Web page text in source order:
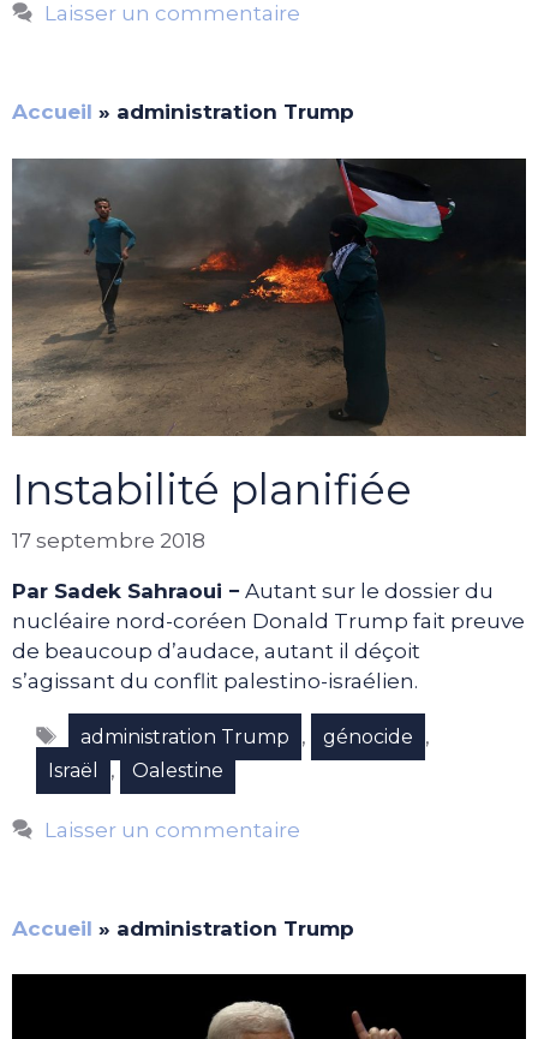
Laisser un commentaire
Accueil » administration Trump
Instabilité planifiée
17 septembre 2018
Par Sadek Sahraoui − Autant sur le dossier du
nucléaire nord-coréen Donald Trump fait preuve
de beaucoup d’audace, autant il déçoit
s’agissant du conflit palestino-israélien.
Étiquettes
administration Trump , génocide ,
Israël , Oalestine
Laisser un commentaire
Accueil » administration Trump